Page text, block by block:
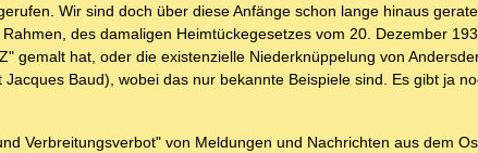
Wir sind doch über diese Anfänge schon lange hinaus
des damaligen Heimtückegesetzes vom 20. Dezember
gemalt hat, oder die existenzielle Niederknüppelung von
Baud), wobei das nur bekannte Beispiele sind. Es gibt ja
Verbreitungsverbot" von Meldungen und Nachrichten aus dem